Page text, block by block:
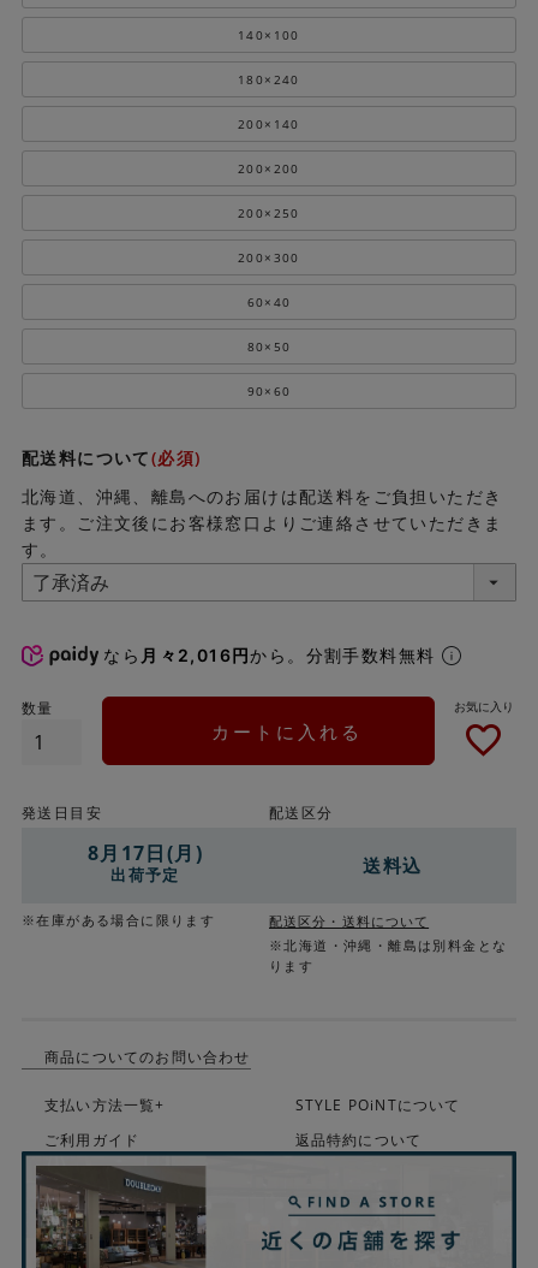
140×100
180×240
200×140
200×200
200×250
200×300
60×40
80×50
90×60
配送料について(必須)
北海道、沖縄、離島へのお届けは配送料をご負担いただき
ます。ご注文後にお客様窓口よりご連絡させていただきま
す。
なら 月々2,016円から。分割手数料無料
カートに入れる
発送日目安
8月17日(月)
出荷予定
※在庫がある場合に限ります
配送区分
送料込
配送区分・送料について
※北海道・沖縄・離島は別料金とな
ります
商品についてのお問い合わせ
支払い方法一覧+
STYLE POiNTについて
ご利用ガイド
返品特約について